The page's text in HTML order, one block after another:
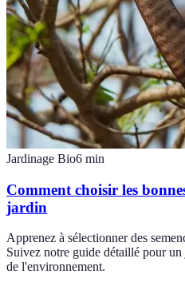
Jardinage Bio6 min
Comment choisir les
jardin
Apprenez à sélectionner des
Suivez notre guide détaillé pour
de l'environnement.